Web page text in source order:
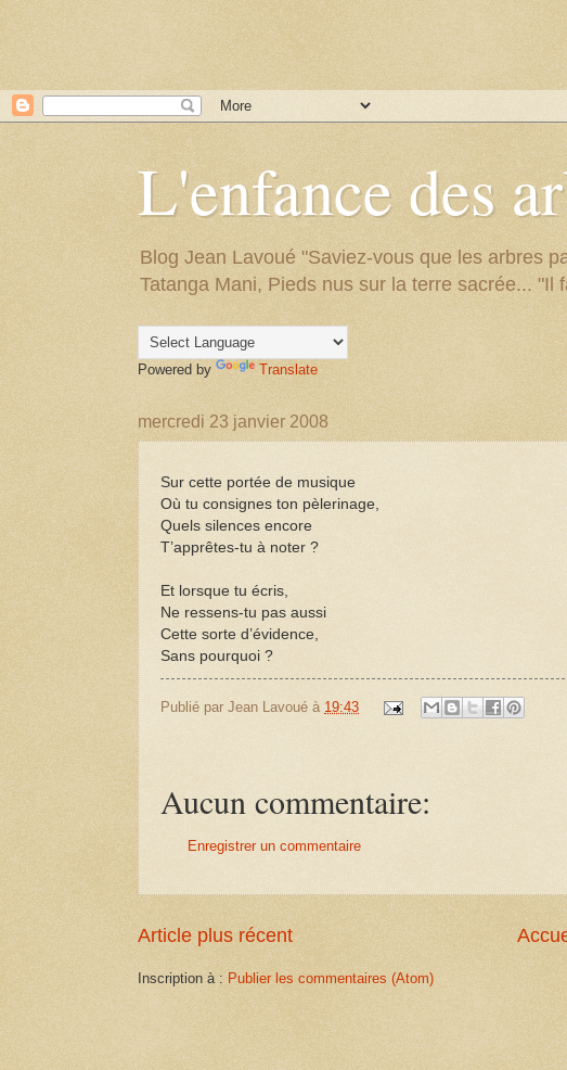
L'enfance des
Blog Jean Lavoué "Saviez-vous que les arbres
Tatanga Mani, Pieds nus sur la terre sacrée...
Powered by Translate
mercredi 23 janvier 2008
Sur cette portée de musique
Où tu consignes ton pèlerinage,
Quels silences encore
T’apprêtes-tu à noter ?
Et lorsque tu écris,
Ne ressens-tu pas aussi
Cette sorte d’évidence,
Sans pourquoi ?
Publié par Jean Lavoué à 19:43
Aucun commentaire:
Enregistrer un commentaire
Article plus récent
Inscription à : Publier les commentaires (Atom)